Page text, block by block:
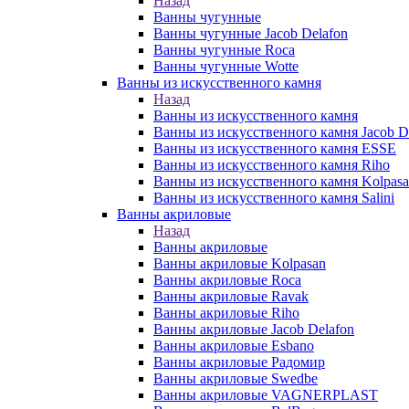
Ванны чугунные
Ванны чугунные Jacob Delafon
Ванны чугунные Roca
Ванны чугунные Wotte
Ванны из искусственного камня
Назад
Ванны из искусственного камня
Ванны из искусственного камня Jacob
Ванны из искусственного камня ESSE
Ванны из искусственного камня Riho
Ванны из искусственного камня
Ванны из искусственного камня Salini
Ванны акриловые
Назад
Ванны акриловые
Ванны акриловые Kolpasan
Ванны акриловые Roca
Ванны акриловые Ravak
Ванны акриловые Riho
Ванны акриловые Jacob Delafon
Ванны акриловые Esbano
Ванны акриловые Радомир
Ванны акриловые Swedbe
Ванны акриловые VAGNERPLAST